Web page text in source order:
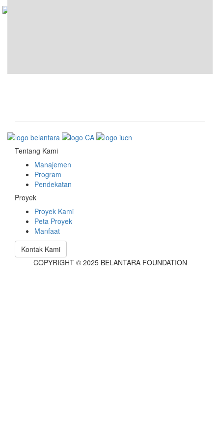
Tentang Kami
Manajemen
Program
Pendekatan
Proyek
Proyek Kami
Peta Proyek
Manfaat
Kontak Kami
COPYRIGHT © 2025 BELANTARA FOUNDATION